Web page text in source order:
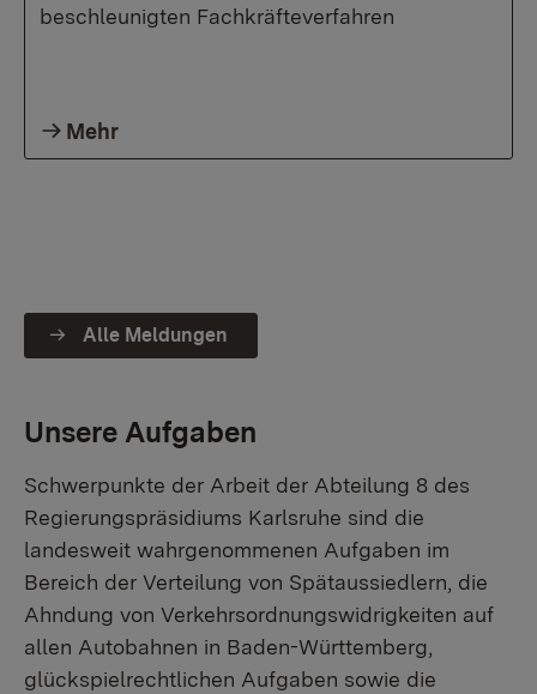
beschleunigten Fachkräfteverfahren
Mehr
Alle Meldungen
Unsere Aufgaben
Schwerpunkte der Arbeit der Abteilung 8 des
Regierungspräsidiums Karlsruhe sind die
landesweit wahrgenommenen Aufgaben im
Bereich der Verteilung von Spätaussiedlern, die
Ahndung von Verkehrsordnungswidrigkeiten auf
allen Autobahnen in Baden-Württemberg,
glückspielrechtlichen Aufgaben sowie die